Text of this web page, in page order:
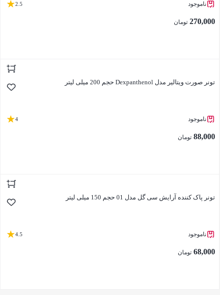
ناموجود 2.5
270,000 تومان
تونر صورت ویتالیر مدل Dexpanthenol حجم 200 میلی لیتر
ناموجود 4
88,000 تومان
تونر پاک کننده آرایش سی گل مدل 01 حجم 150 میلی لیتر
ناموجود 4.5
68,000 تومان